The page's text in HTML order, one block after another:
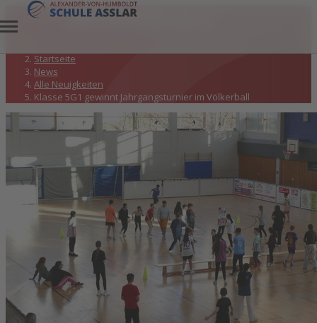
Alle Neuigkeiten
Startseite
News
Alle Neuigkeiten
Klasse 5G1 gewinnt Jahrgangsturnier im Völkerball